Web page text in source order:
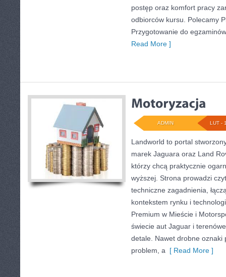
postęp oraz komfort pracy
odbiorców kursu. Polecamy
Przygotowanie do
Read More ]
LUT -
ADMIN
Landworld to portal
marek Jaguara oraz Land
którzy chcą praktycznie
wyższej. Strona prowadzi
techniczne zagadnienia,
kontekstem rynku i
Premium w Mieście i
świecie aut Jaguar i
detale. Nawet drobne oznaki
problem, a [ Read More ]